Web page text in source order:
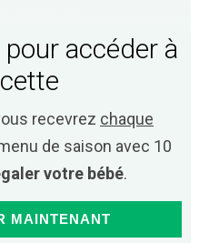
accéder à
recevrez chaque
de saison avec 10
votre bébé.
MAINTENANT